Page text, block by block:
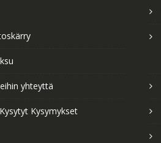
yhteyttä
Kysymykset